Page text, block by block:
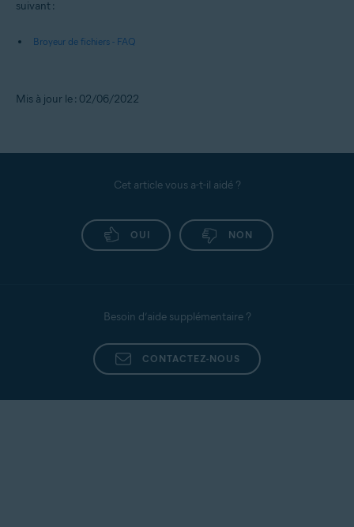
suivant :
Broyeur de fichiers - FAQ
Mis à jour le : 02/06/2022
Cet article vous a-t-il aidé ?
OUI NON
Besoin d’aide supplémentaire ?
CONTACTEZ-NOUS